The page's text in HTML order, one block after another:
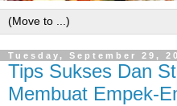
Tuesday, September 29,
Tips Sukses Dan
Membuat Empek-